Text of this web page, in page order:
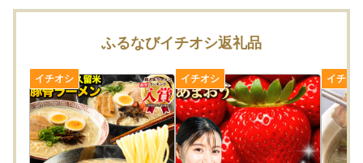
わせ対応はお休みとさせていただきます。
お盆期間にいただきましたお問い合わせにつきましては、8/
17(月)以降にて順次ご対応させていただきます。
【ご寄附受付は365日24時間承り中!】
ふるなびイチオシ返礼品